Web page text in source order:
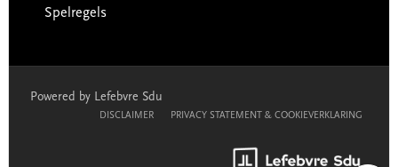
Spelregels
Powered by Lefebvre Sdu
DISCLAIMER PRIVACY STATEMENT & COOKIEVERKLARING